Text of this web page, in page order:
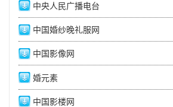
中央人民广播电台
中国婚纱晚礼服网
中国影像网
婚元素
中国影楼网